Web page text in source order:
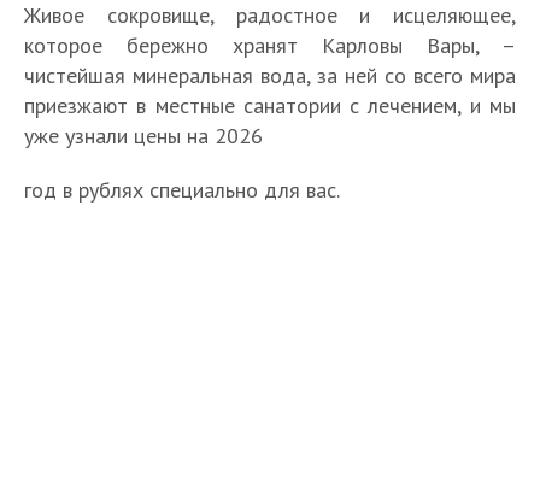
Живое сокровище, радостное и исцеляющее,
которое бережно хранят Карловы Вары, –
чистейшая минеральная вода, за ней со всего мира
приезжают в местные санатории с лечением, и мы
уже узнали цены на 2026
год в рублях специально для вас.